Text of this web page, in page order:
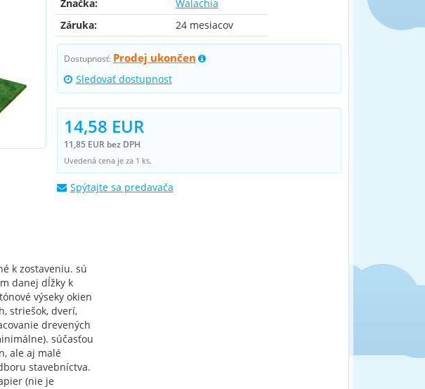
Značka:
Walachia
Záruka:
24 mesiacov
Dostupnosť: Prodej ukončen
Sledovať dostupnost
14,58 EUR
11,85 EUR bez DPH
Uvedená cena je za 1 ks.
Spýtajte sa predavača
k zostaveniu. sú
danej dĺžky k
výseky okien
striešok, dverí,
drevených
súčasťou
ale aj malé
stavebníctva.
(nie je